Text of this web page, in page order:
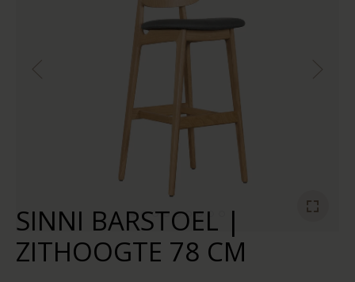
SINNI BARSTOEL |
ZITHOOGTE 78 CM